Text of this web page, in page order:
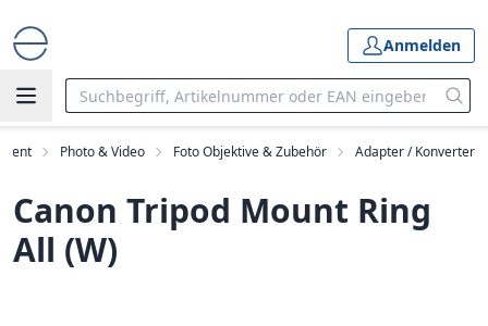
Anmelden
Photo & Video Foto Objektive & Zubehör Adapter / Konverter
Canon Tripod Mount Ring
All (W)